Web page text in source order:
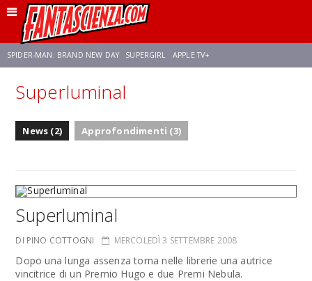
SPIDER-MAN: BRAND NEW DAY SUPERGIRL APPLE TV+
FRANCO RICCIARDIELLO ZENDAYA
Superluminal
News (2) Approfondimenti (3)
Superluminal
DI PINO COTTOGNI MERCOLEDÌ 3 SETTEMBRE 2008
Dopo una lunga assenza torna nelle librerie una autrice
vincitrice di un Premio Hugo e due Premi Nebula.